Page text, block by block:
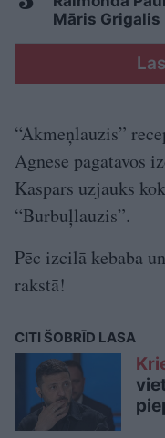
Māris Grigalis
“Akmeņlauzis”
Agnese pagatavos
Kaspars uzjauks
“Burbuļlauzis”.
Pēc izcilā kebaba
rakstā!
CITI ŠOBRĪD LASA